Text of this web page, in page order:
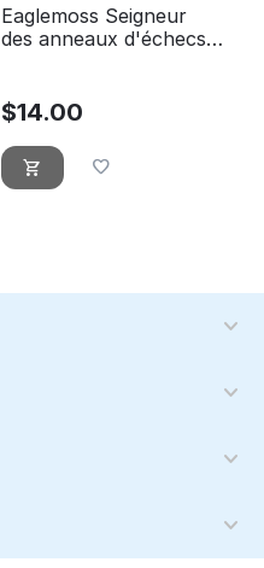
Eaglemoss Seigneur
des anneaux d'échecs
$14.00